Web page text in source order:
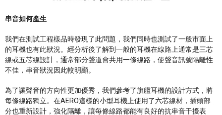
串音如何產生
我們在測試工程樣品時發現了此問題，我們同時也測試了一般市面上
的耳機也有此狀況。經分析後了解到一般的耳機在線路上通常是三芯
線或五芯線設計，通常部分聲道會共用一條線路，使聲音訊號隔離性
不佳，串音狀況因此較明顯。
為了讓聲音的方向性更加優秀，我們參考了旗艦耳機的設計方式，將
每條線路獨立。在AERO這樣的小型耳機上使用了六芯線材，插頭部
分也重新設計，強化隔離，讓每條線路都能有良好的抗串音干擾表